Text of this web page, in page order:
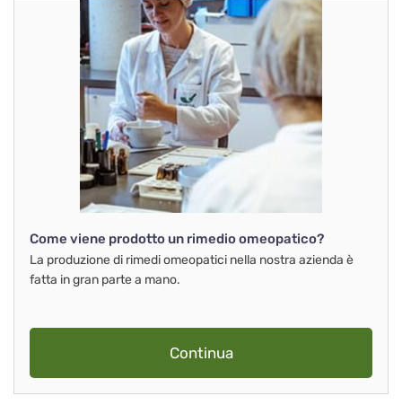
Come viene prodotto un rimedio omeopatico?
La produzione di rimedi omeopatici nella nostra azienda è
fatta in gran parte a mano.
Continua